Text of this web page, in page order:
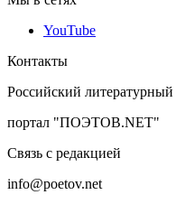
YouTube
Контакты
Российский литературный
портал "ПОЭТОВ.NET"
Связь с редакцией
info@poetov.net